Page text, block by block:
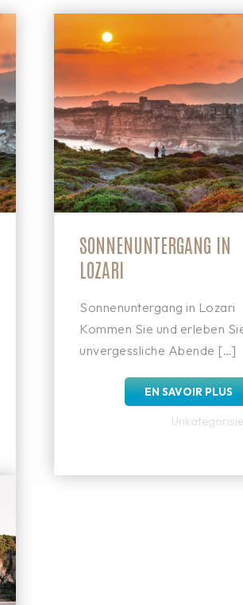
SONNENUNTERGANG IN
LOZARI
Sonnenuntergang in Lozari
Kommen Sie und erleben
unvergessliche Abende […]
EN SAVOIR PLUS